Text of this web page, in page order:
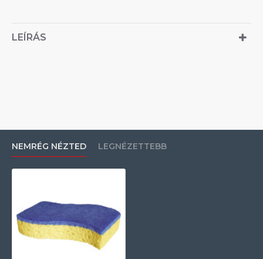
LEÍRÁS
NEMRÉG NÉZTED LEGNÉZETTEBB